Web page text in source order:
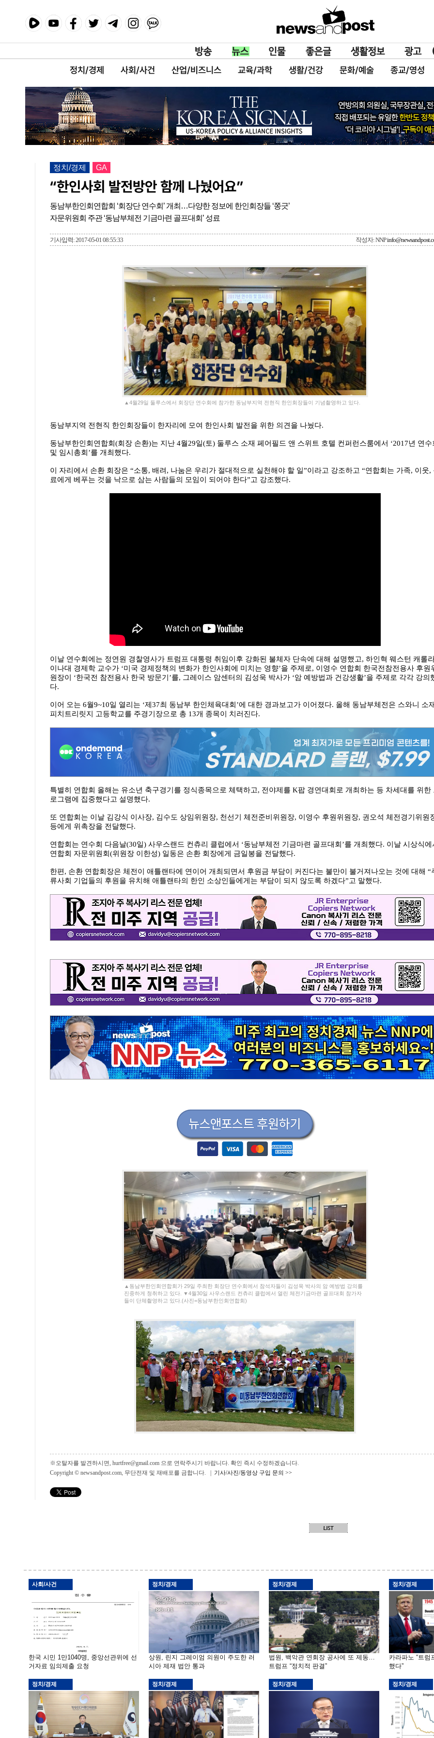
정치/경제 사회/사건 산업/비즈니스 교육/과학 생활/건강 문화/예술 종교/영성
정치/경제 GA
“한인사회 발전방안 함께 나눴어요”
동남부한인회연합회 ‘회장단 연수회’ 개최…다양한 정보에 한인회장들 ‘쫑긋’
자문위원회 주관 ‘동남부체전 기금마련 골프대회’ 성료
기사입력: 2017-05-01 08:55:33 작성자: NNP
▲4월29일 둘루스에서 회장단 연수회에 참가한 동남부지역 전현직 한인회장들이 기념촬영하고 있다.
동남부지역 전현직 한인회장들이 한자리에 모여 한인사회 발전을 위한 의견을 나눴다.
동남부한인회연합회(회장 손환)는 지난 4월29일(토) 둘루스 소재 페어필드 앤 스위트 호텔 컨퍼런스룸에서 ‘2017년 연수
및 임시총회’를 개최했다.
이 자리에서 손환 회장은 “소통, 배려, 나눔은 우리가 절대적으로 실천해야 할 일”이라고 강조하고 “연합회는 가족, 이웃,
료에게 베푸는 것을 낙으로 삼는 사람들의 모임이 되어야 한다”고 강조했다.
이날 연수회에는 정연원 경찰영사가 트럼프 대통령 취임이후 강화된 불체자 단속에 대해 설명했고, 하인혁 웨스턴 캐롤
이나대 경제학 교수가 ‘미국 경제정책의 변화가 한인사회에 미치는 영향’을 주제로, 이영수 연합회 한국전참전용사 후원
원장이 ‘한국전 참전용사 한국 방문기’를, 그레이스 암센터의 김성욱 박사가 ‘암 예방법과 건강생활’을 주제로 각각 강의
다.
이어 오는 6월9~10일 열리는 ‘제37최 동남부 한인체육대회’에 대한 경과보고가 이어졌다. 올해 동남부체전은 스와니 소
피치트리릿지 고등학교를 주경기장으로 총 13개 종목이 치러진다.
특별히 연합회 올해는 유소년 축구경기를 정식종목으로 체택하고, 전야제를 K팝 경연대회로 개최하는 등 차세대를 위한
로그램에 집중했다고 설명했다.
또 연합회는 이날 김강식 이사장, 김수도 상임위원장, 천선기 체전준비위원장, 이영수 후원위원장, 권오석 체전경기위원
등에게 위촉장을 전달했다.
연합회는 연수회 다음날(30일) 사우스랜드 컨츄리 클럽에서 ‘동남부체전 기금마련 골프대회’를 개최했다. 이날 시상식에
연합회 자문위원회(위원장 이한성) 일동은 손환 회장에게 금일봉을 전달했다.
한편, 손환 연합회장은 체전이 애틀랜타에 연이어 개최되면서 후원금 부담이 커진다는 불만이 불거져나오는 것에 대해 “
류사회 기업들의 후원을 유치해 애틀랜타의 한인 소상인들에게는 부담이 되지 않도록 하겠다”고 말했다.
▲동남부한인회연합회가 29일 주최한 회장단 연수회에서 참석자들이 김성욱 박사의 암 예방법 강의를
진중하게 청취하고 있다. ▼4월30일 사우스랜드 컨츄리 클럽에서 열린 체전기금마련 골프대회 참가자
들이 단체촬영하고 있다.(사진=동남부한인회연합회)
※오탈자를 발견하시면, hurtfree@gmail.com 으로 연락주시기 바랍니다. 확인 즉시 수정하겠습니다.
Copyright © newsandpost.com, 무단전재 및 재배포를 금합니다. | 기사/사진/동영상 구입 문의 >>
사회/사건
한국 시민 1만1040명, 중앙선관위에 선
거자료 임의제출 요청
정치/경제
상원, 린지 그레이엄 의원이 주도한 러
시아 제재 법안 통과
정치/경제
법원, 백악관 연회장 공사에 또 제동…
트럼프 “정치적 판결”
정치/경제
카라파노 “트럼
했다”
정치/경제 정치/경제 정치/경제 정치/경제